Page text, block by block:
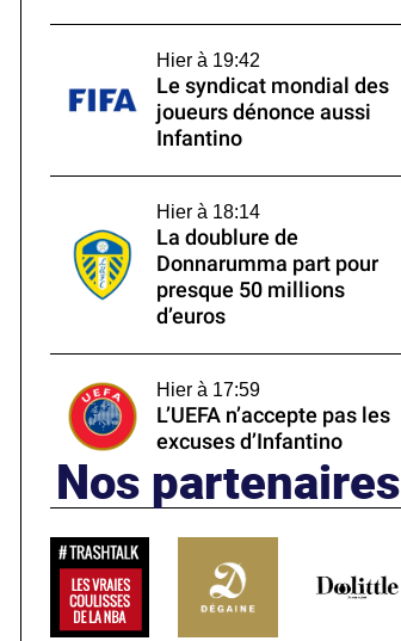
Hier à 19:42
Le syndicat mondial des
joueurs dénonce aussi
Infantino
Hier à 18:14
La doublure de
Donnarumma part pour
presque 50 millions
d’euros
Hier à 17:59
L’UEFA n’accepte pas les
excuses d’Infantino
Nos partenaires